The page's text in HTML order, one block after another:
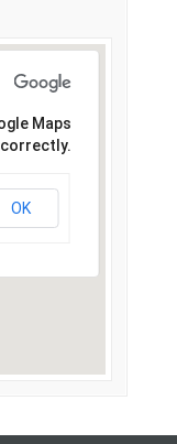
Maps
correctly.
OK